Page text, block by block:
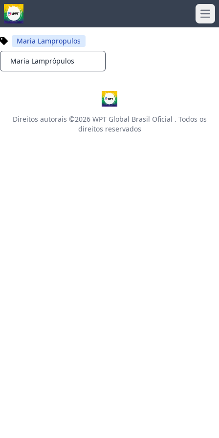
Maria Lampropulos
Notifications
Maria Lamprópulos
Direitos autorais ©2026WPT Global Brasil Oficial . Todos os
direitos reservados